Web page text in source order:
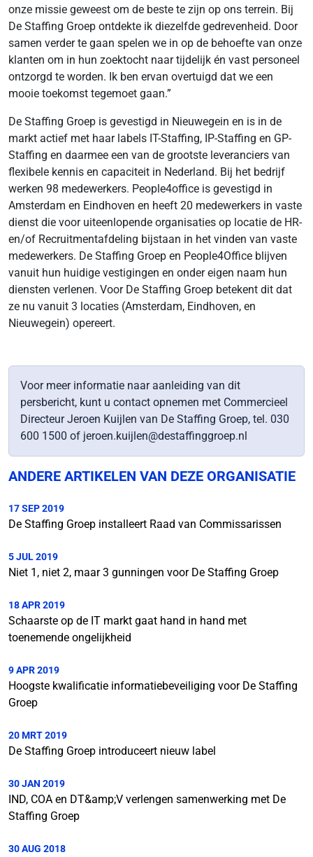
onze missie geweest om de beste te zijn op ons terrein. Bij
De Staffing Groep ontdekte ik diezelfde gedrevenheid. Door
samen verder te gaan spelen we in op de behoefte van onze
klanten om in hun zoektocht naar tijdelijk én vast personeel
ontzorgd te worden. Ik ben ervan overtuigd dat we een
mooie toekomst tegemoet gaan.”
De Staffing Groep is gevestigd in Nieuwegein en is in de
markt actief met haar labels IT-Staffing, IP-Staffing en GP-
Staffing en daarmee een van de grootste leveranciers van
flexibele kennis en capaciteit in Nederland. Bij het bedrijf
werken 98 medewerkers. People4office is gevestigd in
Amsterdam en Eindhoven en heeft 20 medewerkers in vaste
dienst die voor uiteenlopende organisaties op locatie de HR-
en/of Recruitmentafdeling bijstaan in het vinden van vaste
medewerkers. De Staffing Groep en People4Office blijven
vanuit hun huidige vestigingen en onder eigen naam hun
diensten verlenen. Voor De Staffing Groep betekent dit dat
ze nu vanuit 3 locaties (Amsterdam, Eindhoven, en
Nieuwegein) opereert.
Voor meer informatie naar aanleiding van dit
persbericht, kunt u contact opnemen met Commercieel
Directeur Jeroen Kuijlen van De Staffing Groep, tel. 030
600 1500 of jeroen.kuijlen@destaffinggroep.nl
ANDERE ARTIKELEN VAN DEZE ORGANISATIE
17 SEP 2019
De Staffing Groep installeert Raad van Commissarissen
5 JUL 2019
Niet 1, niet 2, maar 3 gunningen voor De Staffing Groep
18 APR 2019
Schaarste op de IT markt gaat hand in hand met
toenemende ongelijkheid
9 APR 2019
Hoogste kwalificatie informatiebeveiliging voor De Staffing
Groep
20 MRT 2019
De Staffing Groep introduceert nieuw label
30 JAN 2019
IND, COA en DT&amp;V verlengen samenwerking met De
Staffing Groep
30 AUG 2018